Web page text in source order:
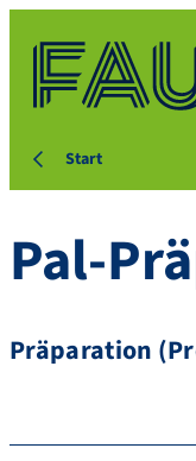
Start
Pal-
Präparation